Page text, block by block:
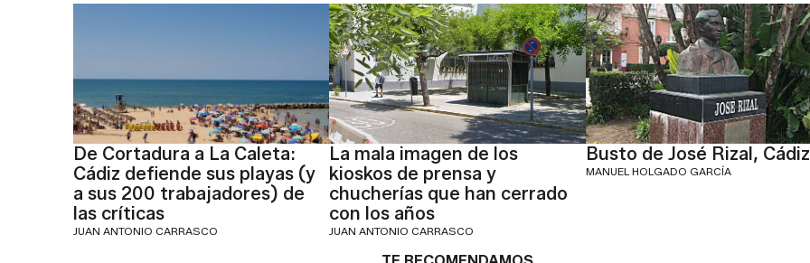
De Cortadura a La Caleta:
Cádiz defiende sus playas (y
a sus 200 trabajadores) de
las críticas
JUAN ANTONIO CARRASCO
La mala imagen de los
kioskos de prensa y
chucherías que han cerrado
con los años
JUAN ANTONIO CARRASCO
Busto de José Rizal, Cádiz
MANUEL HOLGADO GARCÍA